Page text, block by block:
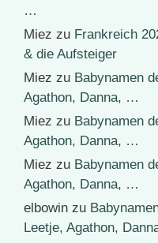
…
Miez zu Frankreich
& die Aufsteiger
Miez zu Babynamen
Agathon, Danna, …
Miez zu Babynamen
Agathon, Danna, …
Miez zu Babynamen
Agathon, Danna, …
elbowin zu
Leetje, Agathon,